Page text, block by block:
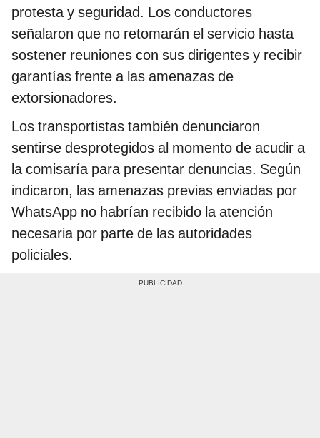
protesta y seguridad. Los conductores
señalaron que no retomarán el servicio hasta
sostener reuniones con sus dirigentes y recibir
garantías frente a las amenazas de
extorsionadores.
Los transportistas también denunciaron
sentirse desprotegidos al momento de acudir a
la comisaría para presentar denuncias. Según
indicaron, las amenazas previas enviadas por
WhatsApp no habrían recibido la atención
necesaria por parte de las autoridades
policiales.